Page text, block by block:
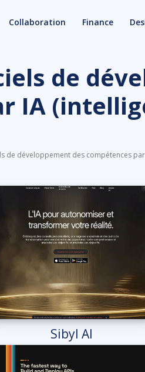
Collaboration Finance
de
IA
de développement des compétences
Sibyl AI